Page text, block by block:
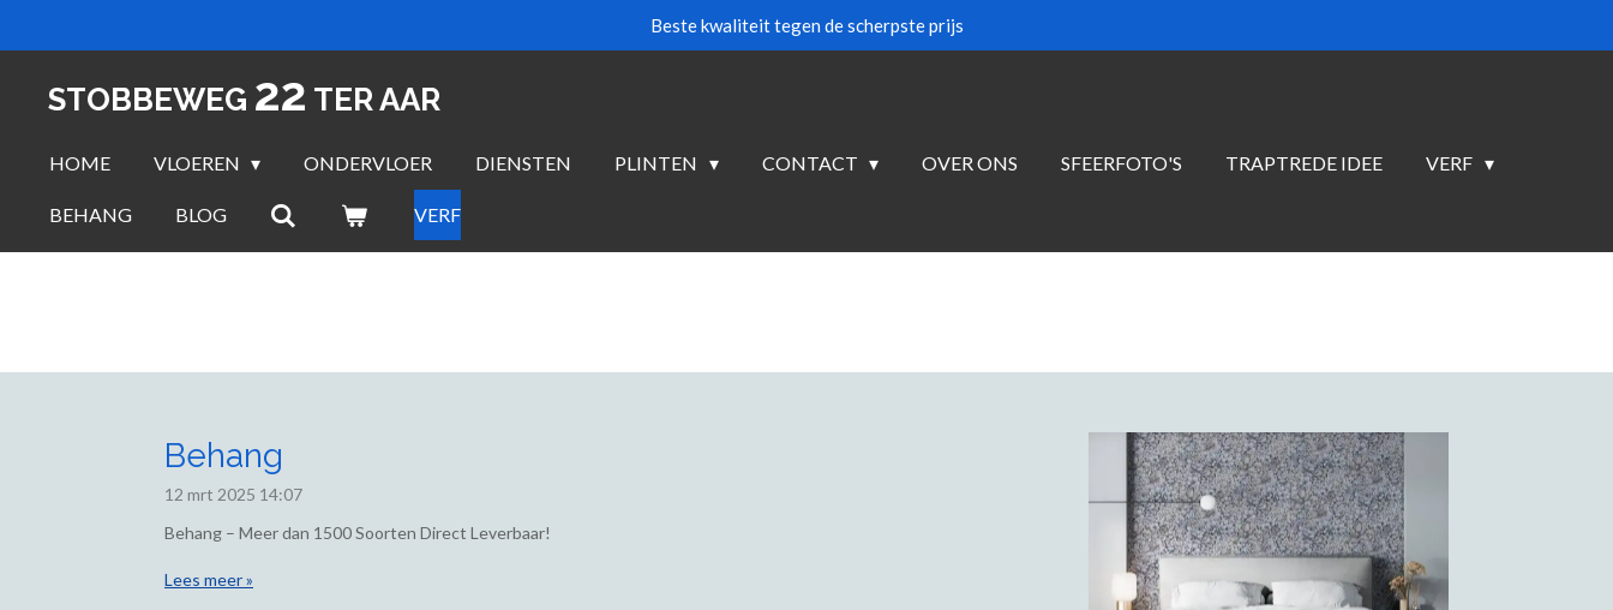
hoofdinhoud
Beste kwaliteit tegen de scherpste prijs
STOBBEWEG 22 TER AAR
HOME VLOEREN ONDERVLOER DIENSTEN PLINTEN CONTACT OVER ONS SFEERFOTO'S TRAPTREDE IDEE VERF
BEHANG BLOG VERF
Behang
12 mrt 2025 14:07
Behang – Meer dan 1500 Soorten Direct Leverbaar!
Lees meer »